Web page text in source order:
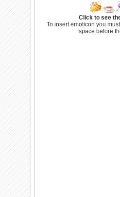
Click to see
To insert emoticon you
space before